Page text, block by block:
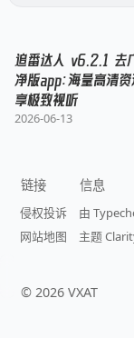
追番达人 v6.2.1 去
净版app：海量高清资
享极致视听
2026-06-13
链接
侵权投诉
网站地图
信息
由
主题
©2026 VXAT